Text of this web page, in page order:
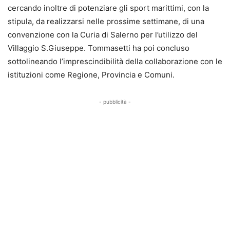
cercando inoltre di potenziare gli sport marittimi, con la
stipula, da realizzarsi nelle prossime settimane, di una
convenzione con la Curia di Salerno per l’utilizzo del
Villaggio S.Giuseppe. Tommasetti ha poi concluso
sottolineando l’imprescindibilità della collaborazione con le
istituzioni come Regione, Provincia e Comuni.
- pubblicità -